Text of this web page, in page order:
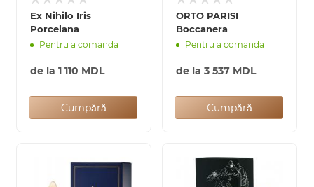
Ex Nihilo Iris
Porcelana
Pentru a comanda
de la 1 110 MDL
Cumpără
ORTO PARISI
Boccanera
Pentru a comanda
de la 3 537 MDL
Cumpără